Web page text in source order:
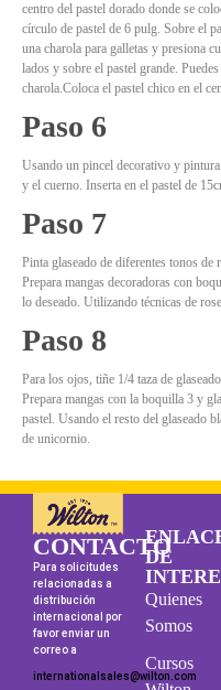
centro del pastel dorado donde se
círculo de pastel de 6 pulg. Sobre el
una charola para galletas y presiona
lados y sobre el pastel grande.
charola.Coloca el pastel chico en el
Paso 6
Usando un pincel decorativo y
y el cuerno. Inserta en el pastel de
Paso 7
Pinta glaseado de diferentes tonos de
Prepara mangas decoradoras con
lo deseado. Utilizando técnicas de
Paso 8
Para los ojos, tiñe 1/4 taza de
Prepara mangas con la boquilla 3 y
pastel. Usando el resto del glaseado
de unicornio.
CONTACTO
Para solicitudes
relacionadas a
distribución
internacional por
favor enviar un
correo a
internationalsales@wilton.com
DE
Quienes
Somos
Cursos